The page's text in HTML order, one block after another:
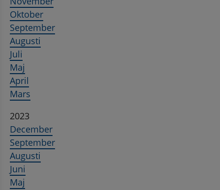
Oktober
September
Augusti
Juli
Maj
April
Mars
2023
December
September
Augusti
Juni
Maj